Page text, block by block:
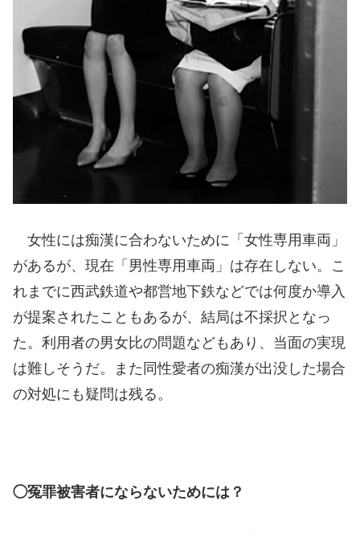
女性には痴漢に合わないために「女性専用車両」
があるが、現在「男性専用車両」は存在しない。こ
れまでに西武鉄道や都営地下鉄などでは何度か導入
が提案されたこともあるが、結局は不採択となっ
た。利用者の男女比の問題などもあり、当面の実現
は難しそうだ。また同性愛者の痴漢が出没した場合
の対処にも疑問は残る。
◯冤罪被害者にならないためには？